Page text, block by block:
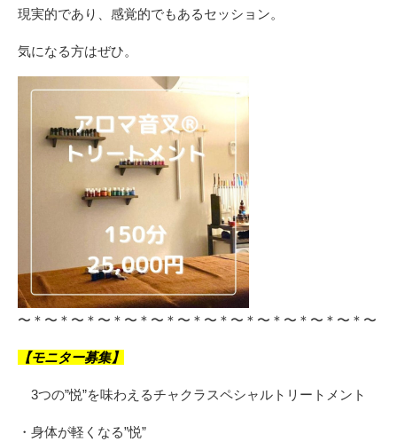
現実的であり、感覚的でもあるセッション。
気になる方はぜひ。
〜＊〜＊〜＊〜＊〜＊〜＊〜＊〜＊〜＊〜＊〜＊〜＊〜＊〜
【モニター募集】
3つの”悦”を味わえるチャクラスペシャルトリートメント
・身体が軽くなる”悦”